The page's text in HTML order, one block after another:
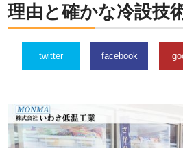
理由と確かな冷設技
twitter facebook